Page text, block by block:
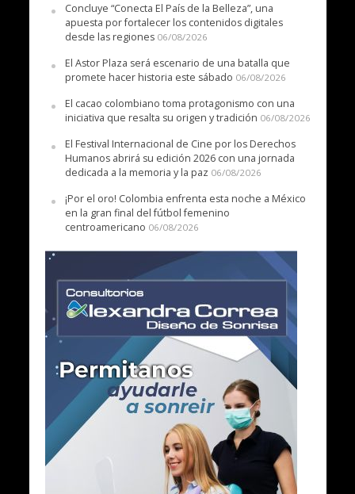
Concluye “Conecta El País de la Belleza”, una
apuesta por fortalecer los contenidos digitales
desde las regiones 06/08/2026
El Astor Plaza será escenario de una batalla que
promete hacer historia este sábado 06/08/2026
El cacao colombiano toma protagonismo con una
iniciativa que resalta su origen y tradición 06/08/2026
El Festival Internacional de Cine por los Derechos
Humanos abrirá su edición 2026 con una jornada
dedicada a la memoria y la paz 06/08/2026
¡Por el oro! Colombia enfrenta esta noche a México
en la gran final del fútbol femenino
centroamericano 06/08/2026